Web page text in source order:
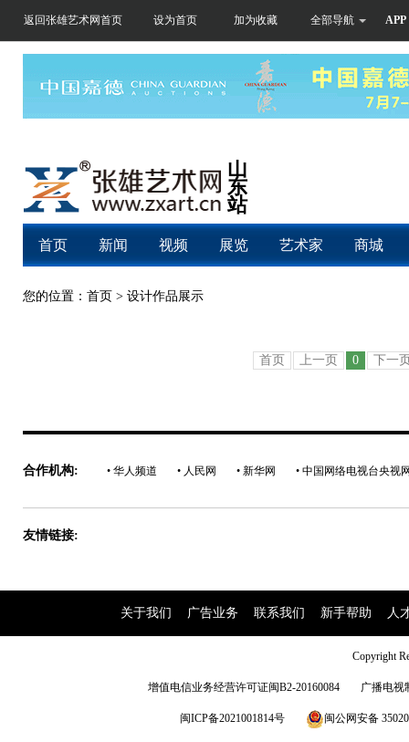
返回张雄艺术网首页 设为首页 加为收藏 全部导航 APP
山
东
站
首页 新闻 视频 展览 艺术家 商城
您的位置：首页 > 设计作品展示
首页 上一页 0 下一
合作机构: • 华人频道 • 人民网 • 新华网 • 中国网络电视台央视
友情链接:
关于我们 广告业务 联系我们 新手帮助 人
Copyright
增值电信业务经营许可证闽B2-20160084 广播电视
闽ICP备2021001814号 闽公网安备